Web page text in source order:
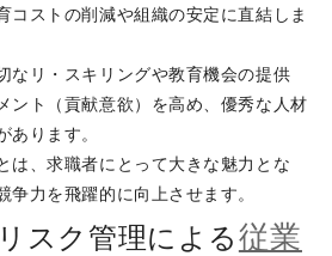
コストの削減や組織の安定に直結しま
なリ・スキリングや教育機会の提供
ント（貢献意欲）を高め、優秀な人材
あります。
は、求職者にとって大きな魅力とな
争力を飛躍的に向上させます。
スク管理による従業